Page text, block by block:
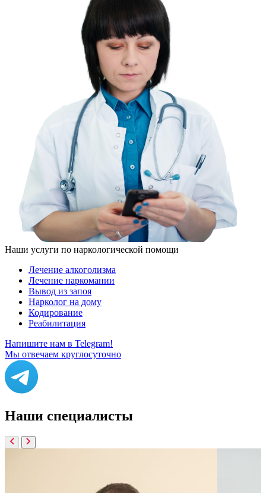
Наши услуги по наркологической помощи
Лечение алкоголизма
Лечение наркомании
Вывод из запоя
Нарколог на дому
Кодирование
Реабилитация
Напишите нам в Telegram!
Мы отвечаем круглосуточно
Наши специалисты